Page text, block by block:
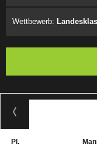
Wettbewerb:
Pl.